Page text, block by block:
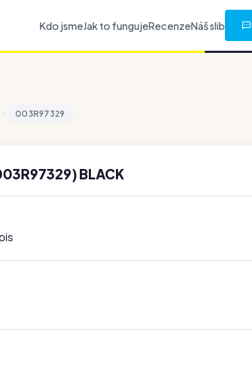
Kdo jsmeJak to fungujeRecenzeNáš slib
003R97329
BLACK